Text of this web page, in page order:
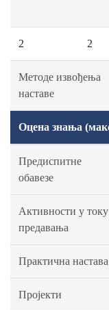
2 2
Методе извођења
наставе
Оцена знања
Предиспитне
обавезе
Активности у току
предавања
Практична настава
Пројекти